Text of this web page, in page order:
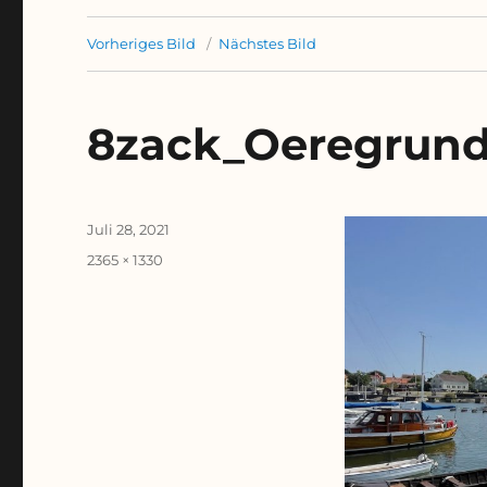
Vorheriges Bild Nächstes Bild
Veröffentlicht
Juli 28, 2021
Originalgröße
2365 × 1330